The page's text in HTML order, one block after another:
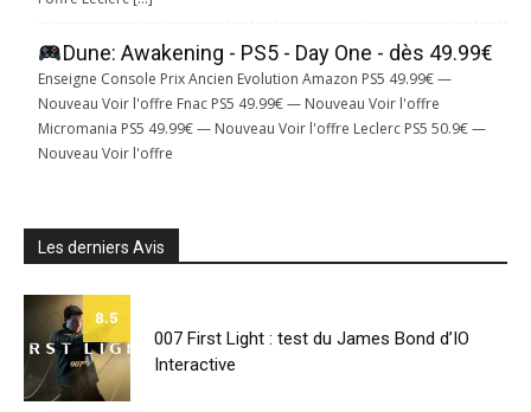
Dune: Awakening - PS5 - Day One - dès 49.99€
Enseigne Console Prix Ancien Evolution Amazon PS5 49.99€ —
Nouveau Voir l'offre Fnac PS5 49.99€ — Nouveau Voir l'offre
Micromania PS5 49.99€ — Nouveau Voir l'offre Leclerc PS5 50.9€ —
Nouveau Voir l'offre
Les derniers Avis
8.5
007 First Light : test du James Bond d’IO
Interactive